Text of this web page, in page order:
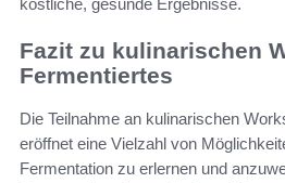
köstliche, gesunde Ergebnisse.
Fazit zu kulinarischen
Fermentiertes
Die Teilnahme an kulinarischen
eröffnet eine Vielzahl von
Fermentation zu erlernen und